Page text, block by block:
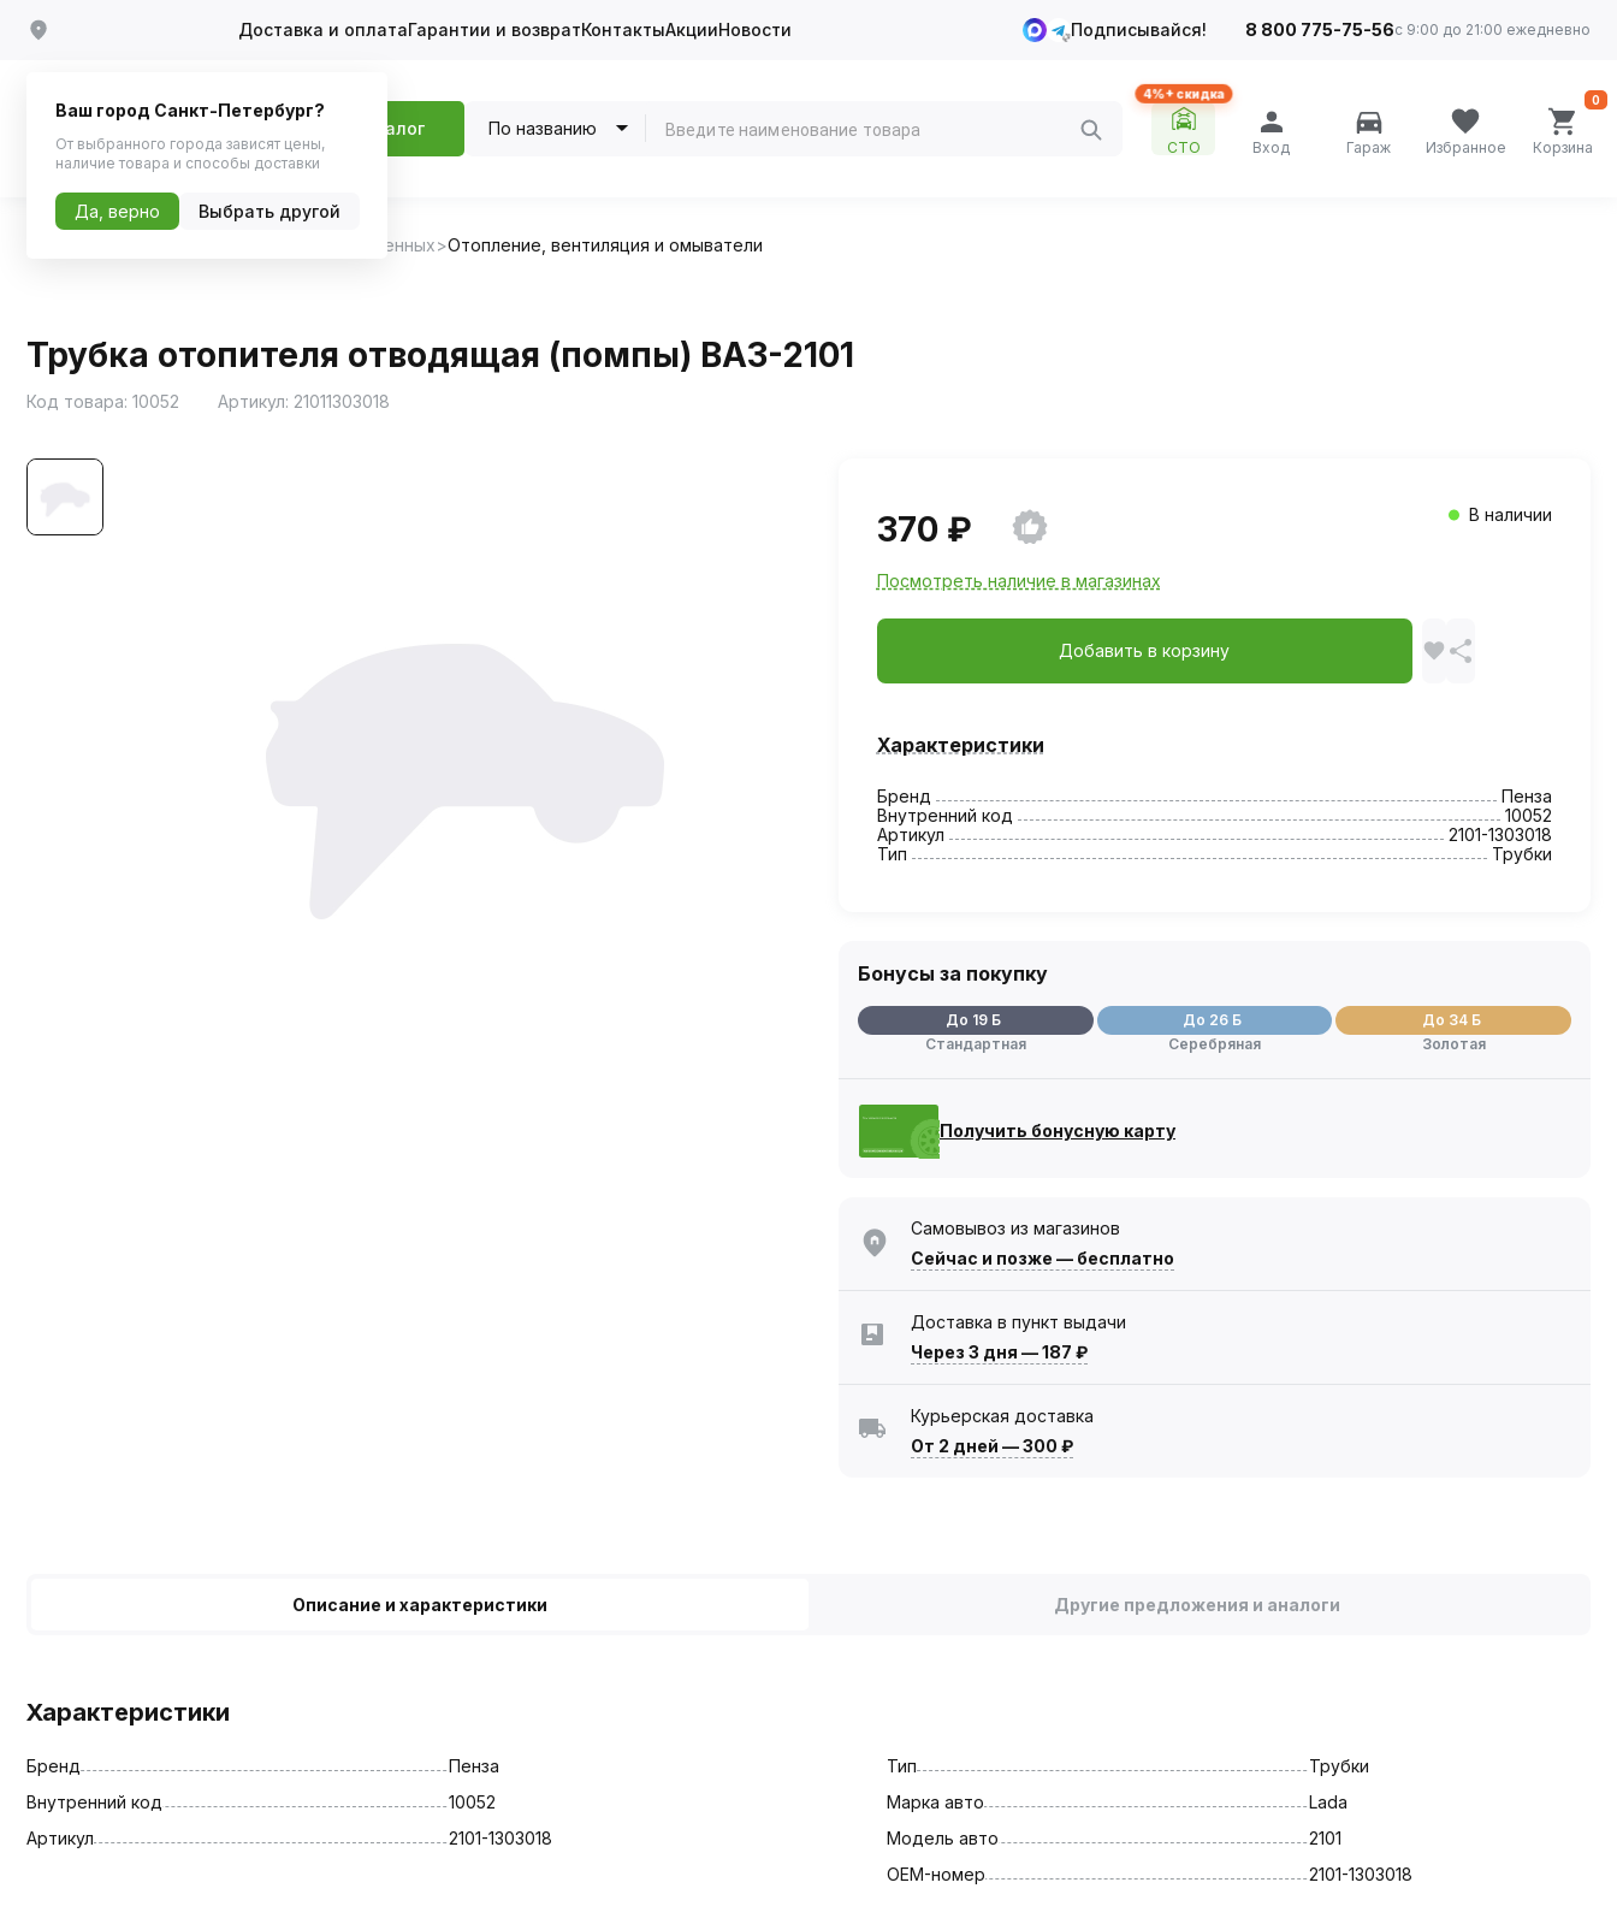
Доставка и оплатаГарантии и возвратКонтактыАкцииНовости Подписывайся! 8 800 775-75-56с 9:00 до 21:00 ежедневно
Каталог По названию
4%+ скидка
СТО Вход Гараж Избранное Корзина
0
Запчасти для отечественных Отопление, вентиляция и омыватели
Трубка отопителя отводящая (помпы) ВАЗ-2101
Код товара: 10052 Артикул: 21011303018
370 ₽ В наличии
Посмотреть наличие в магазинах
Добавить в корзину
Характеристики
Бренд
Пенза
Внутренний код
10052
Артикул
2101-1303018
Тип
Трубки
Бонусы за покупку
До 19 Б
Стандартная
До 26 Б
Серебряная
До 34 Б
Золотая
Получить бонусную карту
Самовывоз из магазинов
Сейчас и позже — бесплатно
Доставка в пункт выдачи
Через 3 дня —187 ₽
Курьерская доставка
От 2 дней —300 ₽
Описание и характеристики Другие предложения и аналоги
Характеристики
Бренд
Пенза
Внутренний код
10052
Артикул
2101-1303018
Тип
Трубки
Марка авто
Lada
Модель авто
2101
OEM-номер
2101-1303018
Ваш город Санкт-Петербург?
От выбранного города зависят цены,
наличие товара и способы доставки
Да, верно Выбрать другой